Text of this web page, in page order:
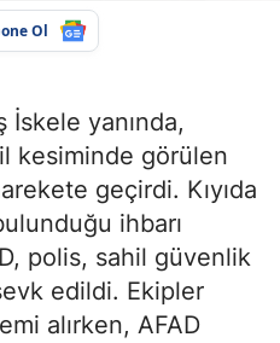
Ol
İskele yanında,
kesiminde görülen
geçirdi. Kıyıda
ihbarı
polis, sahil güvenlik
edildi. Ekipler
alırken, AFAD